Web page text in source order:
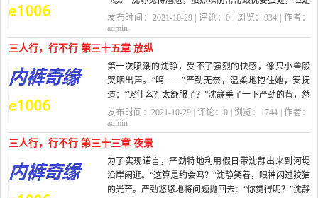
地点在学...
发布时间：2021-10-29 | 评论：0 | 浏览：934 | 作者：
admin
三人行，行不行 第三十五章 放纵
第一次喷潮的沈静，受不了强烈的快感，像只小兽般
哭咽出声。“呜……”严劲无奈，温柔地抱住她，安抚
道：“哭什么？太舒服了？”沈静垂了一下严劲的背，然
而高潮后的她...
发布时间：2021-10-29 | 评论：0 | 浏览： 1744 | 作者：
admin
三人行，行不行 第三十三章 夜景
为了实现诺言，严劲特地利用假日带沈静出来到河堤
沿岸闲逛。“这算是约会吗？”沈静笑着，眼神闪过狡狤
的光芒。严劲悠悠地将问题抛回去：“你觉得呢？”沈静